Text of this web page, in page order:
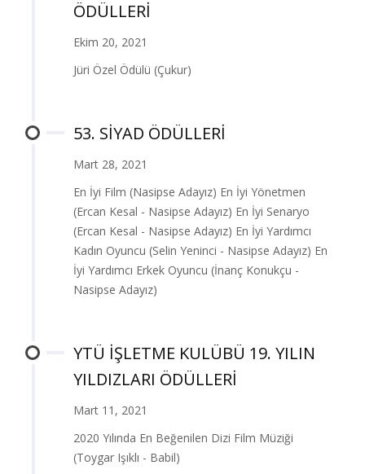
ÖDÜLLERİ
Ekim 20, 2021
Jüri Özel Ödülü (Çukur)
53. SİYAD ÖDÜLLERİ
Mart 28, 2021
En İyi Film (Nasipse Adayız) En İyi Yönetmen
(Ercan Kesal - Nasipse Adayız) En İyi Senaryo
(Ercan Kesal - Nasipse Adayız) En İyi Yardımcı
Kadın Oyuncu (Selin Yeninci - Nasipse Adayız) En
İyi Yardımcı Erkek Oyuncu (İnanç Konukçu -
Nasipse Adayız)
YTÜ İŞLETME KULÜBÜ 19. YILIN
YILDIZLARI ÖDÜLLERİ
Mart 11, 2021
2020 Yılında En Beğenilen Dizi Film Müziği
(Toygar Işıklı - Babil)